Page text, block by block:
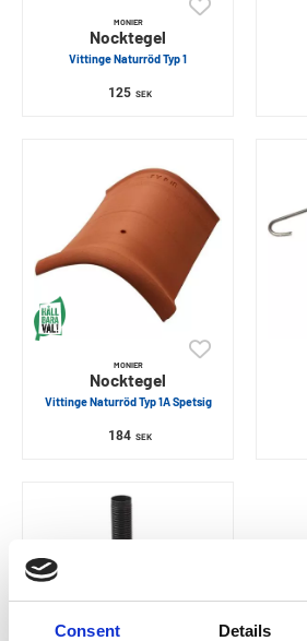
Consent Details
MONIER
Nocktegel
Vittinge Naturröd Typ 1
125 SEK
MONIER
Nocktegel
Vittinge Naturröd Typ 1A Spetsig
184 SEK